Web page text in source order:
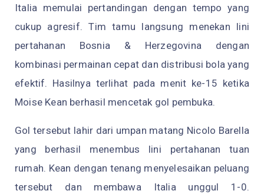
Italia memulai pertandingan dengan tempo yang
cukup agresif. Tim tamu langsung menekan lini
pertahanan Bosnia & Herzegovina dengan
kombinasi permainan cepat dan distribusi bola yang
efektif. Hasilnya terlihat pada menit ke-15 ketika
Moise Kean berhasil mencetak gol pembuka.
Gol tersebut lahir dari umpan matang Nicolo Barella
yang berhasil menembus lini pertahanan tuan
rumah. Kean dengan tenang menyelesaikan peluang
tersebut dan membawa Italia unggul 1-0.